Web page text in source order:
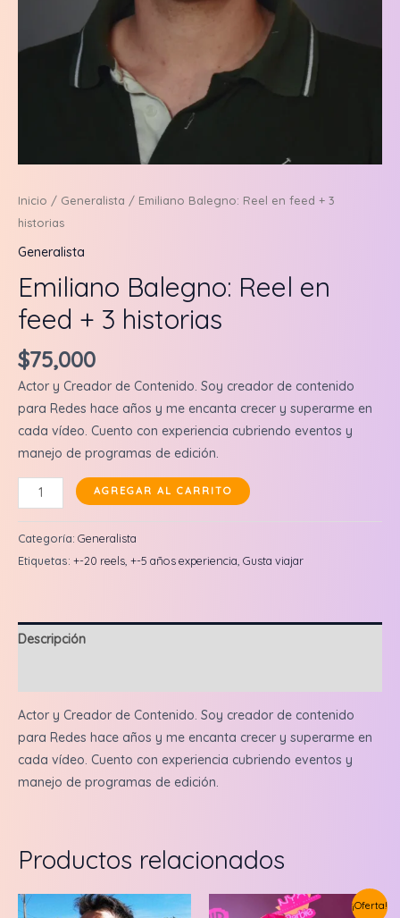
Inicio / Generalista / Emiliano Balegno: Reel en feed + 3
historias
Generalista
Emiliano Balegno: Reel en
feed + 3 historias
$75,000
Actor y Creador de Contenido. Soy creador de contenido
para Redes hace años y me encanta crecer y superarme en
cada vídeo. Cuento con experiencia cubriendo eventos y
manejo de programas de edición.
Emiliano
Balegno:
Reel
en
3
historias
AGREGAR AL CARRITO
Categoría: Generalista
Etiquetas: +-20 reels, +-5 años experiencia, Gusta viajar
Descripción
Actor y Creador de Contenido. Soy creador de contenido
para Redes hace años y me encanta crecer y superarme en
cada vídeo. Cuento con experiencia cubriendo eventos y
manejo de programas de edición.
Productos relacionados
¡Oferta!